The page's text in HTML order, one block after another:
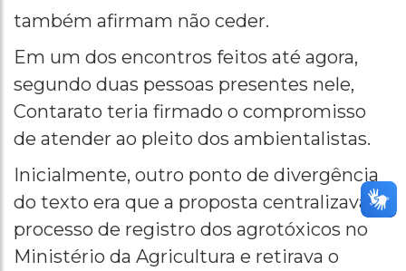
também afirmam não ceder.
Em um dos encontros feitos até agora,
segundo duas pessoas presentes nele,
Contarato teria firmado o compromisso
de atender ao pleito dos ambientalistas.
Inicialmente, outro ponto de divergência
do texto era que a proposta centralizava o
processo de registro dos agrotóxicos no
Ministério da Agricultura e retirava o